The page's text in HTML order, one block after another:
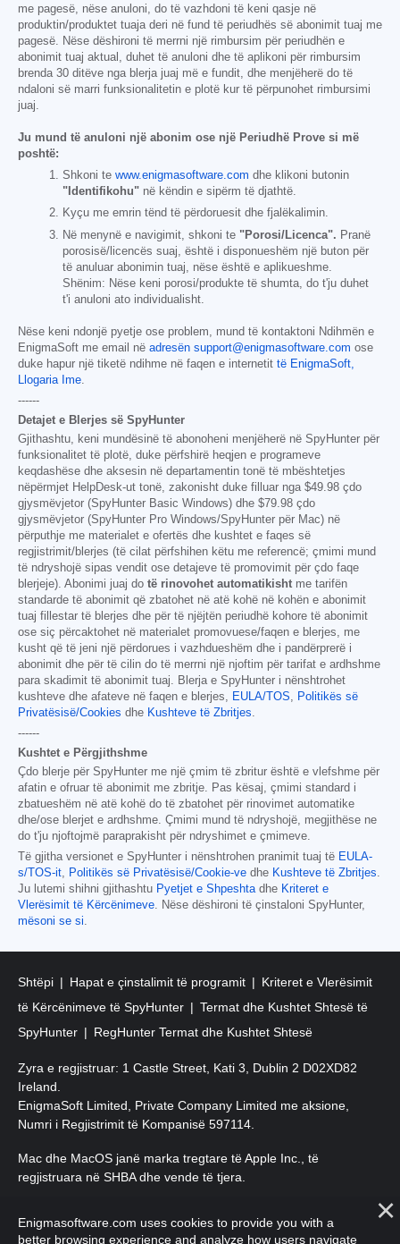
me pagesë, nëse anuloni, do të vazhdoni të keni qasje në
produktin/produktet tuaja deri në fund të periudhës së abonimit tuaj me
pagesë. Nëse dëshironi të merrni një rimbursim për periudhën e
abonimit tuaj aktual, duhet të anuloni dhe të aplikoni për rimbursim
brenda 30 ditëve nga blerja juaj më e fundit, dhe menjëherë do të
ndaloni së marri funksionalitetin e plotë kur të përpunohet rimbursimi
juaj.
Ju mund të anuloni një abonim ose një Periudhë Prove si më
poshtë:
Shkoni te www.enigmasoftware.com dhe klikoni butonin
"Identifikohu" në këndin e sipërm të djathtë.
Kyçu me emrin tënd të përdoruesit dhe fjalëkalimin.
Në menynë e navigimit, shkoni te "Porosi/Licenca". Pranë
porosisë/licencës suaj, është i disponueshëm një buton për
të anuluar abonimin tuaj, nëse është e aplikueshme.
Shënim: Nëse keni porosi/produkte të shumta, do t'ju duhet
t'i anuloni ato individualisht.
Nëse keni ndonjë pyetje ose problem, mund të kontaktoni Ndihmën e
EnigmaSoft me email në adresën support@enigmasoftware.com ose
duke hapur një tiketë ndihme në faqen e internetit të EnigmaSoft,
Llogaria Ime
------
Detajet e Blerjes së SpyHunter
Gjithashtu, keni mundësinë të abonoheni menjëherë në SpyHunter për
funksionalitet të plotë, duke përfshirë heqjen e programeve
keqdashëse dhe aksesin në departamentin tonë të mbështetjes
nëpërmjet HelpDesk-ut tonë, zakonisht duke filluar nga $49.98 çdo
gjysmëvjetor (SpyHunter Basic Windows) dhe $79.98 çdo
gjysmëvjetor (SpyHunter Pro Windows/SpyHunter për Mac) në
përputhje me materialet e ofertës dhe kushtet e faqes së
regjistrimit/blerjes (të cilat përfshihen këtu me referencë; çmimi mund
të ndryshojë sipas vendit ose detajeve të promovimit për çdo faqe
blerjeje). Abonimi juaj do të rinovohet automatikisht me tarifën
standarde të abonimit që zbatohet në atë kohë në kohën e abonimit
tuaj fillestar të blerjes dhe për të njëjtën periudhë kohore të abonimit
ose siç përcaktohet në materialet promovuese/faqen e blerjes, me
kusht që të jeni një përdorues i vazhdueshëm dhe i pandërprerë i
abonimit dhe për të cilin do të merrni një njoftim për tarifat e ardhshme
para skadimit të abonimit tuaj. Blerja e SpyHunter i nënshtrohet
kushteve dhe afateve në faqen e blerjes,
EULA/TOS
Politikës së
Privatësisë/Cookies dhe Kushteve të Zbritjes
------
Kushtet e Përgjithshme
Çdo blerje për SpyHunter me një çmim të zbritur është e vlefshme për
afatin e ofruar të abonimit me zbritje. Pas kësaj, çmimi standard i
zbatueshëm në atë kohë do të zbatohet për rinovimet automatike
dhe/ose blerjet e ardhshme. Çmimi mund të ndryshojë, megjithëse ne
do t'ju njoftojmë paraprakisht për ndryshimet e çmimeve.
Të gjitha versionet e SpyHunter i nënshtrohen pranimit tuaj të EULA-
s/TOS-it
Politikës së Privatësisë/Cookie-ve dhe Kushteve të Zbritjes
Ju lutemi shihni gjithashtu Pyetjet e Shpeshta dhe Kriteret e
Vlerësimit të Kërcënimeve . Nëse dëshironi të çinstaloni SpyHunter,
mësoni se si
Shtëpi Hapat e çinstalimit të programit
Kriteret e Vlerësimit
të Kërcënimeve të SpyHunter
Termat dhe Kushtet Shtesë të
SpyHunter
RegHunter Termat dhe Kushtet Shtesë
Zyra e regjistruar: 1 Castle Street, Kati 3, Dublin 2 D02XD82
Ireland.
EnigmaSoft Limited, Private Company Limited me aksione,
Numri i Regjistrimit të Kompanisë 597114.
Mac dhe MacOS janë marka tregtare të Apple Inc., të
regjistruara në SHBA dhe vende të tjera.
E drejta e autorit 2016-2026. EnigmaSoft Ltd. Të gjitha të drejtat
e rezervuara.
Enigmasoftware.com uses cookies to provide you with a
better browsing experience and analyze how users navigate